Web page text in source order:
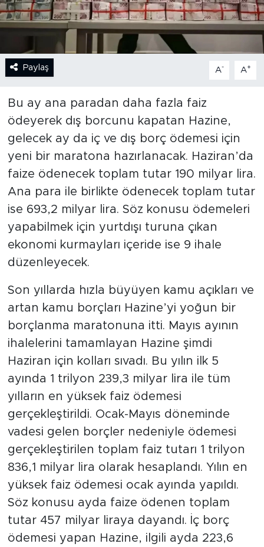
Paylaş A- A+
Bu ay ana paradan daha fazla faiz
ödeyerek dış borcunu kapatan Hazine,
gelecek ay da iç ve dış borç ödemesi için
yeni bir maratona hazırlanacak. Haziran’da
faize ödenecek toplam tutar 190 milyar lira.
Ana para ile birlikte ödenecek toplam tutar
ise 693,2 milyar lira. Söz konusu ödemeleri
yapabilmek için yurtdışı turuna çıkan
ekonomi kurmayları içeride ise 9 ihale
düzenleyecek.
Son yıllarda hızla büyüyen kamu açıkları ve
artan kamu borçları Hazine’yi yoğun bir
borçlanma maratonuna itti. Mayıs ayının
ihalelerini tamamlayan Hazine şimdi
Haziran için kolları sıvadı. Bu yılın ilk 5
ayında 1 trilyon 239,3 milyar lira ile tüm
yılların en yüksek faiz ödemesi
gerçekleştirildi. Ocak-Mayıs döneminde
vadesi gelen borçler nedeniyle ödemesi
gerçekleştirilen toplam faiz tutarı 1 trilyon
836,1 milyar lira olarak hesaplandı. Yılın en
yüksek faiz ödemesi ocak ayında yapıldı.
Söz konusu ayda faize ödenen toplam
tutar 457 milyar liraya dayandı. İç borç
ödemesi yapan Hazine, ilgili ayda 223,6
DİNİ
POLİTİKA
EKONOMİ
SPOR
KÜLTÜR SANAT
YAŞAM
TARİHTEN GÜNÜMÜZE
TARİH
KADIN
SAĞLIK
SİYASET
MEDYA KÖŞESİ
FOTO GALERİ
VİDEOLAR
ALINTI YAZARLAR
SOSYAL MEDYA